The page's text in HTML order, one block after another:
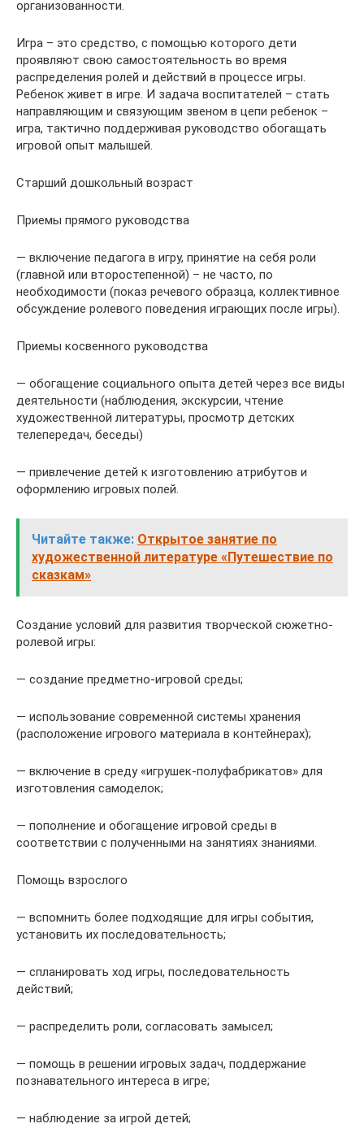
организованности.
Игра – это средство, с помощью которого дети
проявляют свою самостоятельность во время
распределения ролей и действий в процессе игры.
Ребенок живет в игре. И задача воспитателей – стать
направляющим и связующим звеном в цепи ребенок –
игра, тактично поддерживая руководство обогащать
игровой опыт малышей.
Старший дошкольный возраст
Приемы прямого руководства
— включение педагога в игру, принятие на себя роли
(главной или второстепенной) – не часто, по
необходимости (показ речевого образца, коллективное
обсуждение ролевого поведения играющих после игры).
Приемы косвенного руководства
— обогащение социального опыта детей через все виды
деятельности (наблюдения, экскурсии, чтение
художественной литературы, просмотр детских
телепередач, беседы)
— привлечение детей к изготовлению атрибутов и
оформлению игровых полей.
Читайте также: Открытое занятие по
художественной литературе «Путешествие по
сказкам»
Создание условий для развития творческой сюжетно-
ролевой игры:
— создание предметно-игровой среды;
— использование современной системы хранения
(расположение игрового материала в контейнерах);
— включение в среду «игрушек-полуфабрикатов» для
изготовления самоделок;
— пополнение и обогащение игровой среды в
соответствии с полученными на занятиях знаниями.
Помощь взрослого
— вспомнить более подходящие для игры события,
установить их последовательность;
— спланировать ход игры, последовательность
действий;
— распределить роли, согласовать замысел;
— помощь в решении игровых задач, поддержание
познавательного интереса в игре;
— наблюдение за игрой детей;